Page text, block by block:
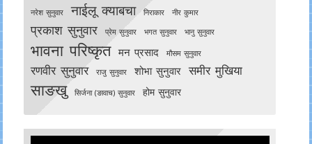
नरेश सुनुवार नाईलू क्याबचा निराकार नीर कुमार
प्रकाश सुनुवार प्रेम सुनुवार भगत सुनुवार भानु सुनुवार
भावना परिष्कृत मन प्रसाद मौसम सुनुवार
रणवीर सुनुवार राजु सुनुवार शोभा सुनुवार समीर मुखिया
साङखु सिर्जना (ङावाच) सुनुवार होम सुनुवार